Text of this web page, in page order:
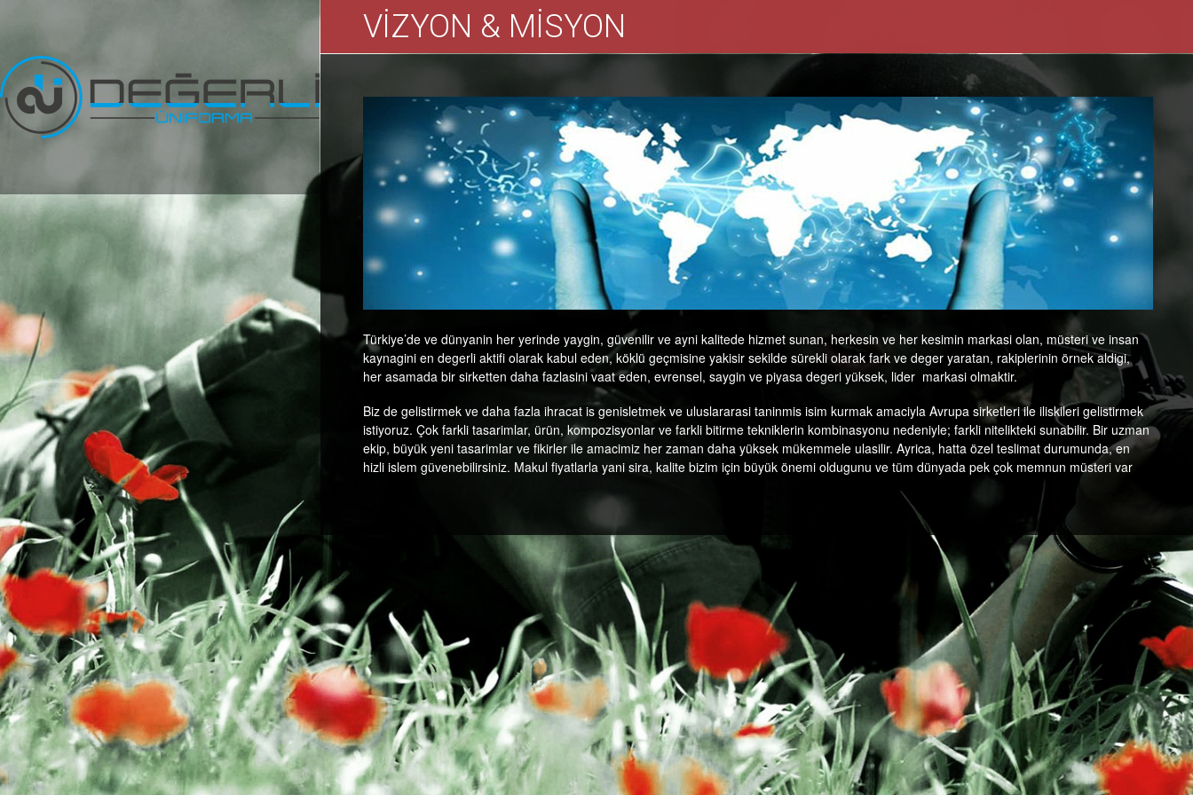
VİZYON & MİSYON
Türkiye’de ve dünyanin her yerinde yaygin, güvenilir ve ayni kalitede hizmet sunan, herkesin ve her kesimin markasi olan, müsteri ve insan
kaynagini en degerli aktifi olarak kabul eden, köklü geçmisine yakisir sekilde sürekli olarak fark ve deger yaratan, rakiplerinin örnek aldigi,
her asamada bir sirketten daha fazlasini vaat eden, evrensel, saygin ve piyasa degeri yüksek, lider markasi olmaktir.
Biz de gelistirmek ve daha fazla ihracat is genisletmek ve uluslararasi taninmis isim kurmak amaciyla Avrupa sirketleri ile iliskileri gelistirmek
istiyoruz. Çok farkli tasarimlar, ürün, kompozisyonlar ve farkli bitirme tekniklerin kombinasyonu nedeniyle; farkli nitelikteki sunabilir. Bir uzman
ekip, büyük yeni tasarimlar ve fikirler ile amacimiz her zaman daha yüksek mükemmele ulasilir. Ayrica, hatta özel teslimat durumunda, en
hizli islem güvenebilirsiniz. Makul fiyatlarla yani sira, kalite bizim için büyük önemi oldugunu ve tüm dünyada pek çok memnun müsteri var